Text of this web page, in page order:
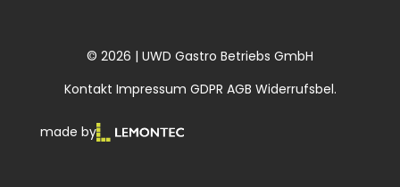
© 2026 | UWD Gastro Betriebs GmbH
Kontakt Impressum GDPR AGB Widerrufsbel.
made by